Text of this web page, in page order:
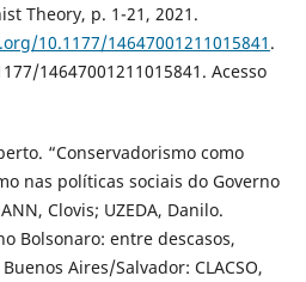
Theory, p. 1-21, 2021.
10.1177/14647001211015841 .
14647001211015841. Acesso
“Conservadorismo como
nas políticas sociais do Governo
Clovis; UZEDA, Danilo.
Bolsonaro: entre descasos,
Aires/Salvador: CLACSO,